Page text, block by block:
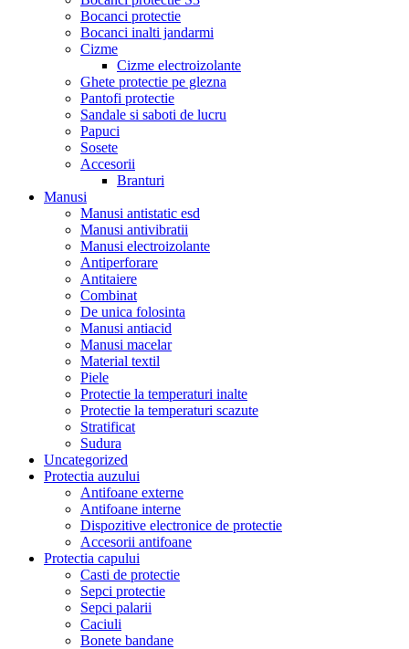
Bocanci protectie
Bocanci inalti jandarmi
Cizme
Cizme electroizolante
Ghete protectie pe glezna
Pantofi protectie
Sandale si saboti de lucru
Papuci
Sosete
Accesorii
Branturi
Manusi
Manusi antistatic esd
Manusi antivibratii
Manusi electroizolante
Antiperforare
Antitaiere
Combinat
De unica folosinta
Manusi antiacid
Manusi macelar
Material textil
Piele
Protectie la temperaturi inalte
Protectie la temperaturi scazute
Stratificat
Sudura
Uncategorized
Protectia auzului
Antifoane externe
Antifoane interne
Dispozitive electronice de protectie
Accesorii antifoane
Protectia capului
Casti de protectie
Sepci protectie
Sepci palarii
Caciuli
Bonete bandane